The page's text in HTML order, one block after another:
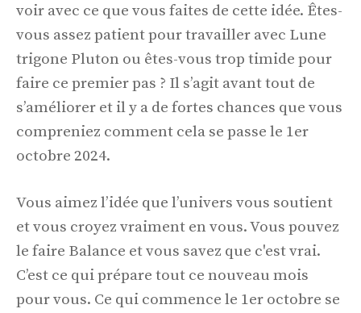
voir avec ce que vous faites de cette idée. Êtes-
vous assez patient pour travailler avec Lune
trigone Pluton ou êtes-vous trop timide pour
faire ce premier pas ? Il s’agit avant tout de
s’améliorer et il y a de fortes chances que vous
compreniez comment cela se passe le 1er
octobre 2024.
Vous aimez l’idée que l’univers vous soutient
et vous croyez vraiment en vous. Vous pouvez
le faire Balance et vous savez que c'est vrai.
C’est ce qui prépare tout ce nouveau mois
pour vous. Ce qui commence le 1er octobre se